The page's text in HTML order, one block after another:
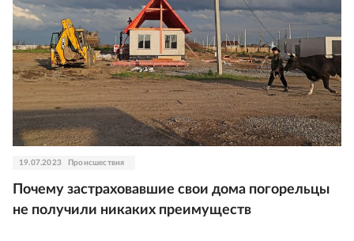
19.07.2023 Происшествия
Почему застраховавшие свои дома погорельцы
не получили никаких преимуществ